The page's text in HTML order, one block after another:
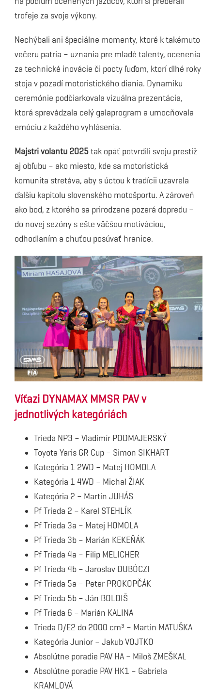
trofeje za svoje výkony.
Nechýbali ani špeciálne momenty, ktoré k takémuto
večeru patria – uznania pre mladé talenty, ocenenia
za technické inovácie či pocty ľuďom, ktorí dlhé roky
stoja v pozadí motoristického diania. Dynamiku
ceremónie podčiarkovala vizuálna prezentácia,
ktorá sprevádzala celý galaprogram a umocňovala
emóciu z každého vyhlásenia.
Majstri volantu 2025tak opäť potvrdili svoju prestíž
aj obľubu – ako miesto, kde sa motoristická
komunita stretáva, aby s úctou k tradícii uzavrela
ďalšiu kapitolu slovenského motošportu. A zároveň
ako bod, z ktorého sa prirodzene pozerá dopredu –
do novej sezóny s ešte väčšou motiváciou,
odhodlaním a chuťou posúvať hranice.
Víťazi DYNAMAX MMSR PAV v
jednotlivých kategóriách
Trieda NP3 – Vladimír PODMAJERSKÝ
Toyota Yaris GR Cup – Simon SIKHART
Kategória 1 2WD – Matej HOMOLA
Kategória 1 4WD – Michal ŽIAK
Kategória 2 – Martin JUHÁS
Pf Trieda 2 – Karel STEHLÍK
Pf Trieda 3a – Matej HOMOLA
Pf Trieda 3b – Marián KEKEŇÁK
Pf Trieda 4a – Filip MELICHER
Pf Trieda 4b – Jaroslav DUBÓCZI
Pf Trieda 5a – Peter PROKOPČÁK
Pf Trieda 5b – Ján BOLDIŠ
Pf Trieda 6 – Marián KALINA
Trieda D/E2 do 2000 cm³ – Martin MATUŠKA
Kategória Junior – Jakub VOJTKO
Absolútne poradie PAV HA – Miloš ZMEŠKAL
Absolútne poradie PAV HK1 – Gabriela
KRAMLOVÁ